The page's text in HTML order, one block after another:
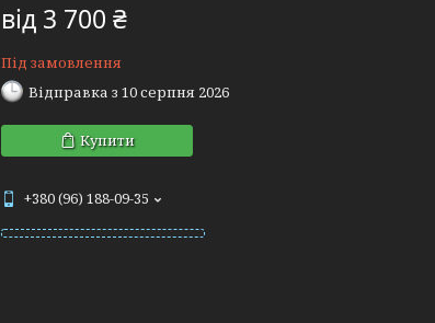
від 3 700 ₴
Під замовлення
Відправка з 10 серпня 2026
Купити
+380 (96) 188-09-35